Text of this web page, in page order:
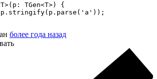
TGen<T>) {
более года назад